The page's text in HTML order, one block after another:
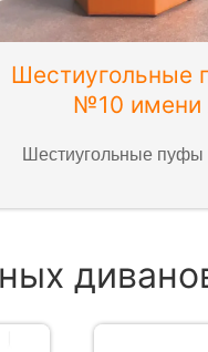
Шестиугольные
№10 имени
Шестиугольные пуфы